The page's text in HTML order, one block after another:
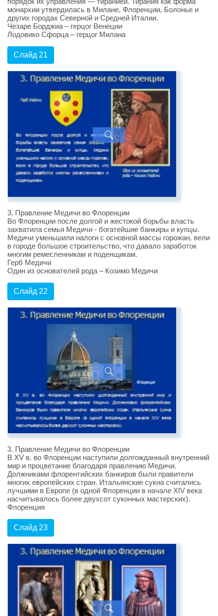
монархии утвердилась в Милане, Флоренции, Болонье и
других городах Северной и Средней Италии.
Чезаре Борджиа – герцог Венеции
Лодовико Сфорца – герцог Милана
Слайд 21
3. Правление Медичи во Флоренции
Во Флоренции после долгой и жестокой борьбы власть
захватила семья Медичи - богатейшие банкиры и купцы.
Медичи уменьшили налоги с основной массы горожан, вели
в городе большое строительство, что давало заработок
многим ремесленникам и поденщикам.
Герб Медичи
Один из основателей рода – Козимо Медичи
Слайд 22
3. Правление Медичи во Флоренции
В XV в. во Флоренции наступили долгожданный внутренний
мир и процветание благодаря правлению Медичи.
Должниками флорентийских банкиров были правители
многих европейских стран. Итальянские сукна считались
лучшими в Европе (в одной Флоренции в начале XIV века
насчитывалось более двухсот суконных мастерских).
Флоренция
Слайд 23